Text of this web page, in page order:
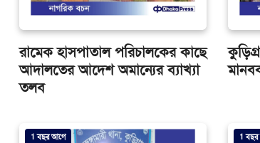
রামেক হাসপাতাল পরিচালকের কাছে
আদালতের আদেশ অমান্যের ব্যাখ্যা
তলব
1 বছর আগে 1